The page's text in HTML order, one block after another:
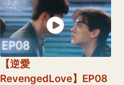
【逆愛
RevengedLove】EP08